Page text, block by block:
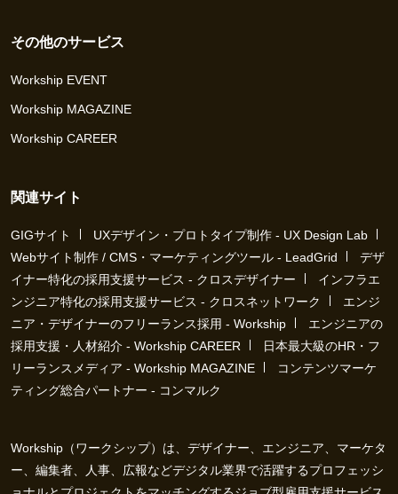
その他のサービス
Workship EVENT
Workship MAGAZINE
Workship CAREER
関連サイト
GIGサイト
UXデザイン・プロトタイプ制作 - UX Design Lab
Webサイト制作 / CMS・マーケティングツール - LeadGrid
デザ
イナー特化の採用支援サービス - クロスデザイナー
インフラエ
ンジニア特化の採用支援サービス - クロスネットワーク
エンジ
ニア・デザイナーのフリーランス採用 - Workship
エンジニアの
採用支援・人材紹介 - Workship CAREER
日本最大級のHR・フ
リーランスメディア - Workship MAGAZINE
コンテンツマーケ
ティング総合パートナー - コンマルク
Workship（ワークシップ）は、デザイナー、エンジニア、マーケタ
ー、編集者、人事、広報などデジタル業界で活躍するプロフェッシ